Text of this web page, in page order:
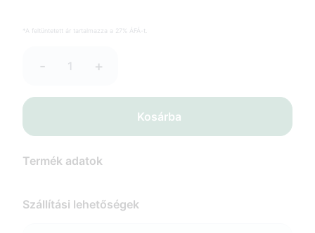
*A feltüntetett ár tartalmazza a 27% ÁFÁ-t.
- +
Kosárba
Termék adatok
Szállítási lehetőségek